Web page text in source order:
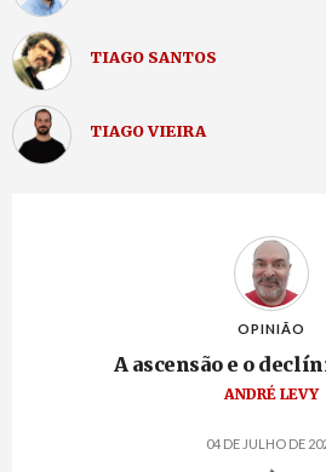
OPINIÃO
A ascensão e o
ANDRÉ LEVY
04 DE JULHO DE
TIAGO SANTOS
TIAGO VIEIRA